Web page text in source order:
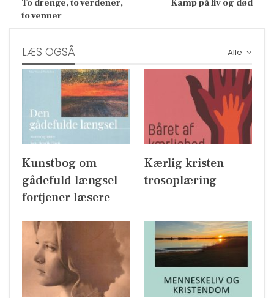
To drenge, to verdener,
to venner
Kamp på liv og død
Alle
LÆS OGSÅ
Kunstbog om
gådefuld længsel
fortjener læsere
Kærlig kristen
trosoplæring